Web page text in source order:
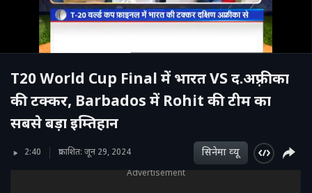
T20 World Cup Final में भारत VS द.अफ़्रीका
की टक्कर, Barbados में Rohit की टीम का
सबसे बड़ा इम्तिहान
2:40 प्रकाशित: जून 29, 2024 सिनेमा व्‍यू
Advertisement